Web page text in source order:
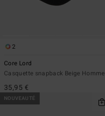
2
Core Lord
Casquette snapback Beige Homme
35,95 €
NOUVEAUTÉ